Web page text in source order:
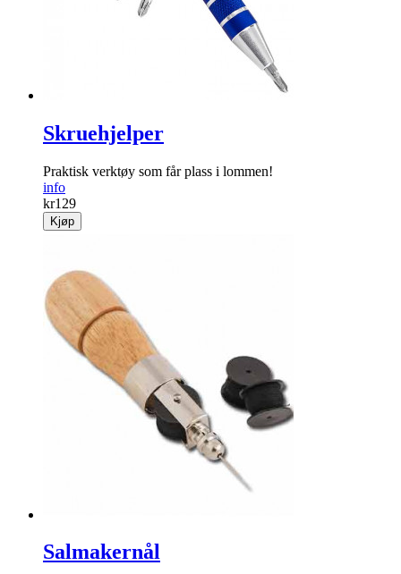
Skruehjelper
Praktisk verktøy som får plass i lommen!
info
kr129
Kjøp
Salmakernål